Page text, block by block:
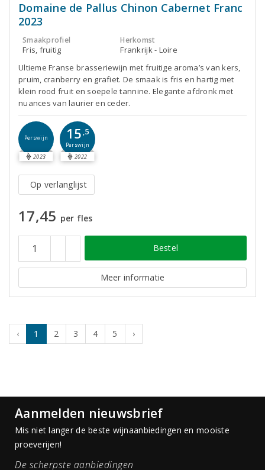
Domaine de Pallus Chinon Cabernet Franc
2023
Smaakprofiel
Fris, fruitig
Herkomst
Frankrijk - Loire
Ultieme Franse brasseriewijn met fruitige aroma’s van kers,
pruim, cranberry en grafiet. De smaak is fris en hartig met
klein rood fruit en soepele tannine. Elegante afdronk met
nuances van laurier en ceder.
Perswijn
2023
15 ,5
Perswijn
2022
Op verlanglijst
17,45 per fles
Bestel
Meer informatie
‹ 1 2 3 4 5 ›
Aanmelden nieuwsbrief
Mis niet langer de beste wijnaanbiedingen en mooiste
proeverijen!
De scherpste aanbiedingen